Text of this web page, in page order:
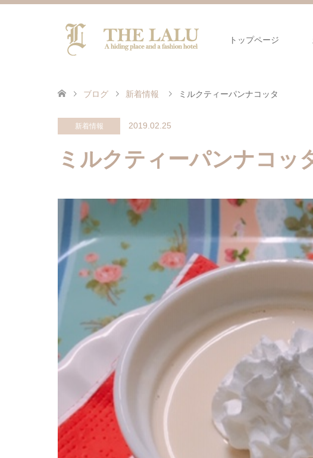
トップページ
ブログ 新着情報 ミルクティーパンナコッタ
新着情報 2019.02.25
ミルクティーパンナコッ